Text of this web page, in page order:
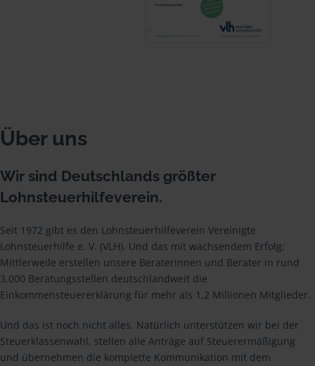
Über uns
Wir sind Deutschlands größter
Lohnsteuerhilfeverein.
Seit 1972 gibt es den Lohnsteuerhilfeverein Vereinigte
Lohnsteuerhilfe e. V. (VLH). Und das mit wachsendem Erfolg:
Mittlerweile erstellen unsere Beraterinnen und Berater in rund
3.000 Beratungsstellen deutschlandweit die
Einkommensteuererklärung für mehr als 1,2 Millionen Mitglieder.
Und das ist noch nicht alles. Natürlich unterstützen wir bei der
Steuerklassenwahl, stellen alle Anträge auf Steuerermäßigung
und übernehmen die komplette Kommunikation mit dem